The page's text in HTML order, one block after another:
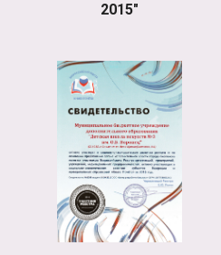
2015"